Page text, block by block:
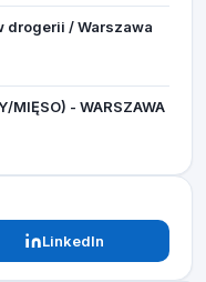
drogerii / Warszawa
MIĘSO) - WARSZAWA
LinkedIn